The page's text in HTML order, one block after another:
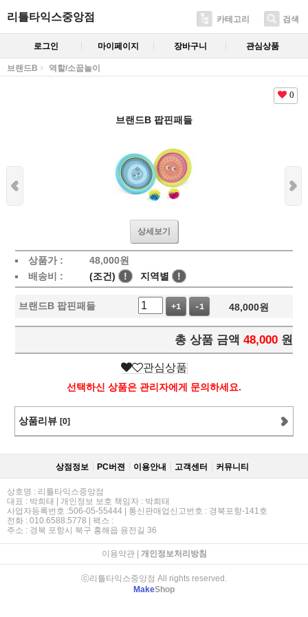
리틀타익스중앙점 카테고리 검색
로그인 마이페이지 장바구니 관심상품
브랜드B 역할/소꿉놀이
0
브랜드B 팝핀패들
상세보기
상품가 : 48,000원
배송비 :
(조건) ! 지역별 !
브랜드B 팝핀패들 +1 -1 48,000원
총 상품 금액 48,000 원
관심상품
선택하신 상품은 관리자에게 문의하세요.
상품리뷰 [0]
상점정보 PC버젼 이용안내 고객센터 커뮤니티
상호명 : 리틀타익스중앙점
대표 : 박희태 | 개인정보 보호 책임자 : 박희태
사업자등록번호 :506-05-55444 | 통신판매업신고번호 : 경북포항-141호
전화 : 010.6588.5778 | 팩스 :
주소 : 경북 포항시 북구 흥해읍 용전길 36
이용약관| 개인정보처리방침
ⓒ리틀타익스중앙점 All rights reserved.
MakeShop